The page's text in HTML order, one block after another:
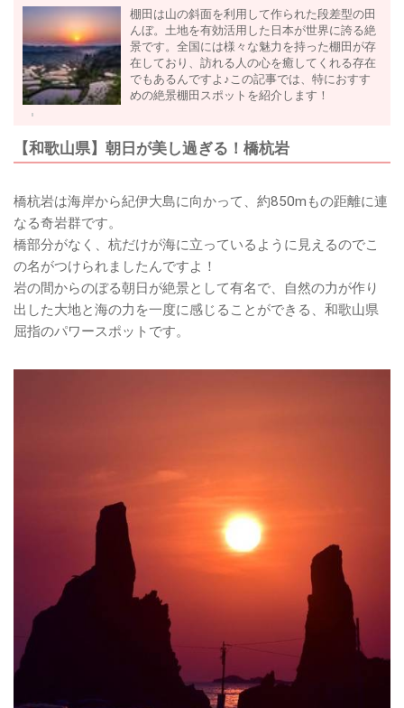
棚田は山の斜面を利用して作られた段差型の田
んぼ。土地を有効活用した日本が世界に誇る絶
景です。全国には様々な魅力を持った棚田が存
在しており、訪れる人の心を癒してくれる存在
でもあるんですよ♪この記事では、特におすす
めの絶景棚田スポットを紹介します！
【和歌山県】朝日が美し過ぎる！橋杭岩
橋杭岩は海岸から紀伊大島に向かって、約850mもの距離に連
なる奇岩群です。
橋部分がなく、杭だけが海に立っているように見えるのでこ
の名がつけられましたんですよ！
岩の間からのぼる朝日が絶景として有名で、自然の力が作り
出した大地と海の力を一度に感じることができる、和歌山県
屈指のパワースポットです。